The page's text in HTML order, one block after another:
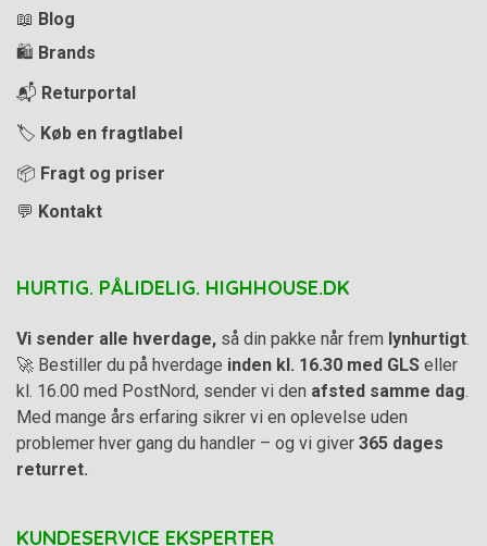
📖 Blog
🛍️ Brands
📬 Returportal
🏷️ Køb en fragtlabel
📦 Fragt og priser
💬 Kontakt
HURTIG. PÅLIDELIG. HIGHHOUSE.DK
Vi sender alle hverdage, så din pakke når frem lynhurtigt
🚀 Bestiller du på hverdage inden kl. 16.30 med GLS eller
kl. 16.00 med PostNord, sender vi den afsted samme dag
Med mange års erfaring sikrer vi en oplevelse uden
problemer hver gang du handler – og vi giver 365 dages
returret.
KUNDESERVICE EKSPERTER